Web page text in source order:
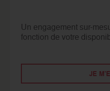
Un engagement sur-
fonction de votre
JE